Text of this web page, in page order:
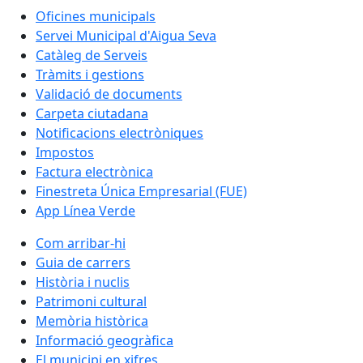
Oficines municipals
Servei Municipal d'Aigua Seva
Catàleg de Serveis
Tràmits i gestions
Validació de documents
Carpeta ciutadana
Notificacions electròniques
Impostos
Factura electrònica
Finestreta Única Empresarial (FUE)
App Línea Verde
Com arribar-hi
Guia de carrers
Història i nuclis
Patrimoni cultural
Memòria històrica
Informació geogràfica